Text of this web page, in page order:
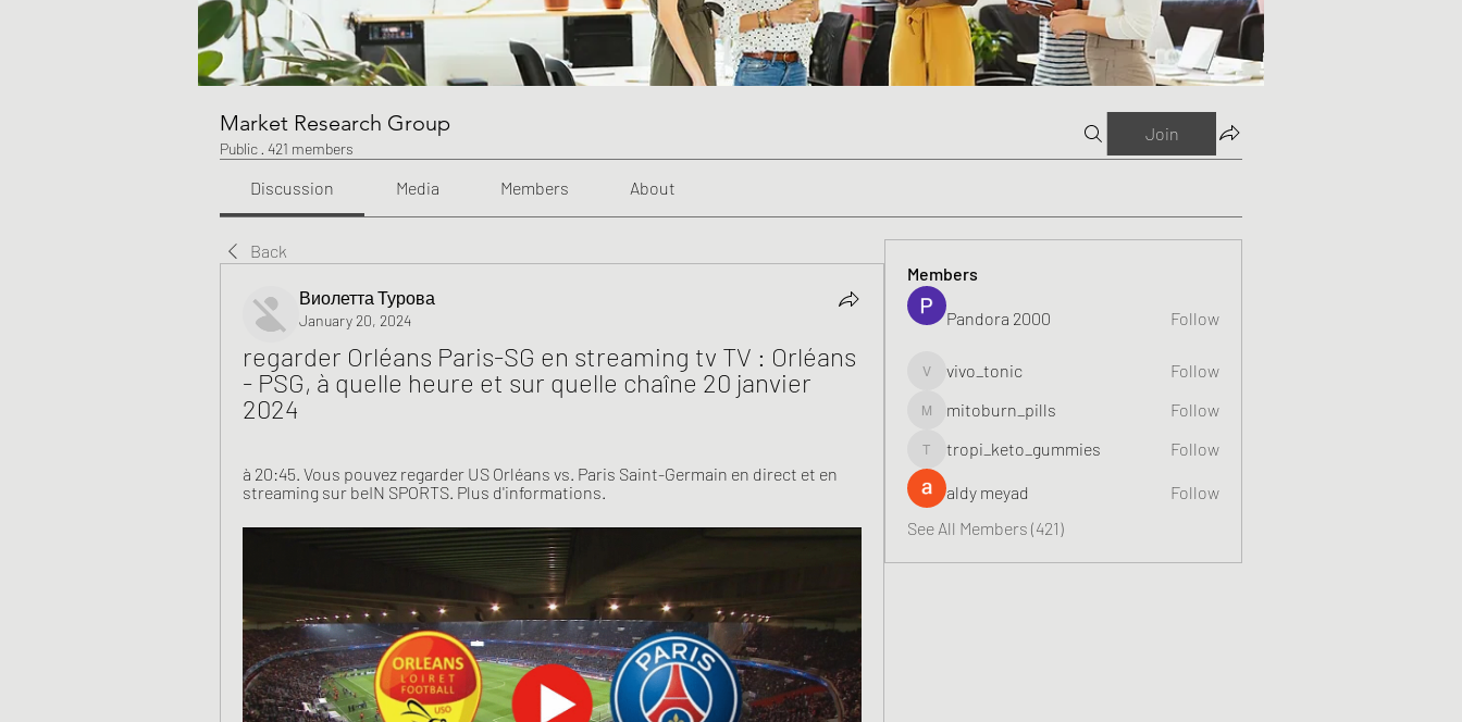
Market Research Group
Public · 421 members
Join
Discussion Media Members About
Back
Виолетта Турова
January 20, 2024
regarder Orléans Paris-SG en streaming tv TV : Orléans
- PSG, à quelle heure et sur quelle chaîne 20 janvier
2024
à 20:45. Vous pouvez regarder US Orléans vs. Paris Saint-Germain en direct et en
streaming sur beIN SPORTS. Plus d'informations.
Members
Pandora 2000 Follow
vivo_tonic
vivo_tonic Follow
mitoburn_pills
mitoburn_pills Follow
tropi_keto_gummies
tropi_keto_gummies Follow
aldy meyad
Follow
See All Members (421)